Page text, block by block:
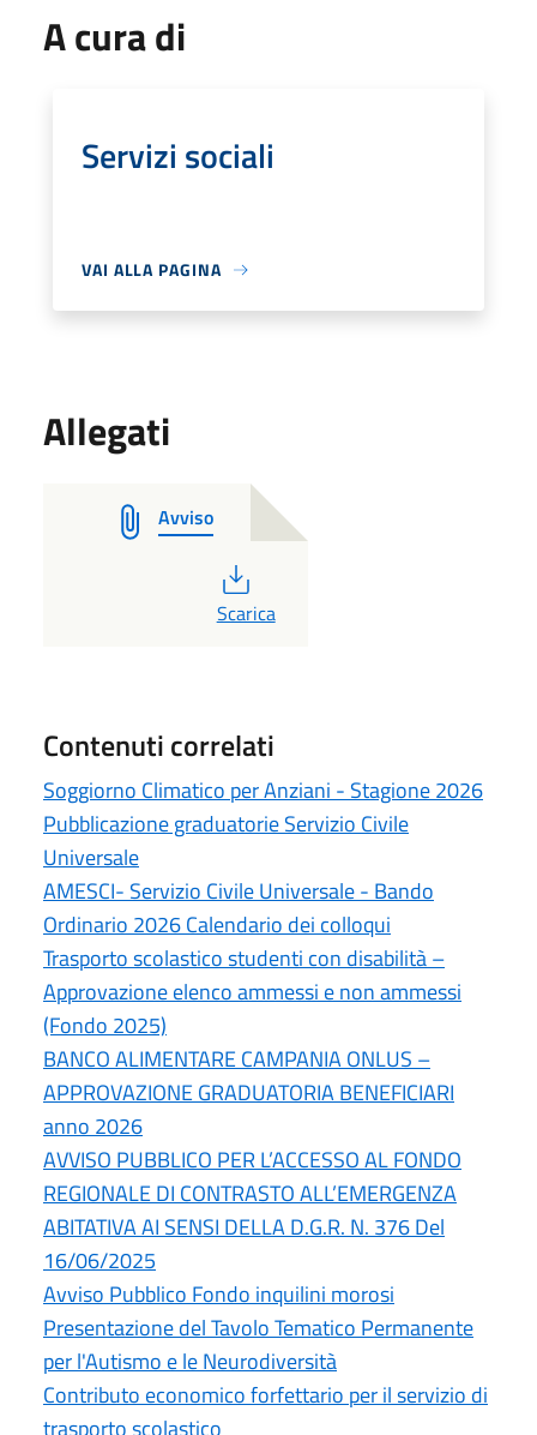
A cura di
Servizi sociali
VAI ALLA PAGINA
Allegati
Avviso
PDF
Scarica
Contenuti correlati
Soggiorno Climatico per Anziani - Stagione 2026
Pubblicazione graduatorie Servizio Civile
Universale
AMESCI- Servizio Civile Universale - Bando
Ordinario 2026 Calendario dei colloqui
Trasporto scolastico studenti con disabilità –
Approvazione elenco ammessi e non ammessi
(Fondo 2025)
BANCO ALIMENTARE CAMPANIA ONLUS –
APPROVAZIONE GRADUATORIA BENEFICIARI
anno 2026
AVVISO PUBBLICO PER L’ACCESSO AL FONDO
REGIONALE DI CONTRASTO ALL’EMERGENZA
ABITATIVA AI SENSI DELLA D.G.R. N. 376 Del
16/06/2025
Avviso Pubblico Fondo inquilini morosi
Presentazione del Tavolo Tematico Permanente
per l'Autismo e le Neurodiversità
Contributo economico forfettario per il servizio di
trasporto scolastico